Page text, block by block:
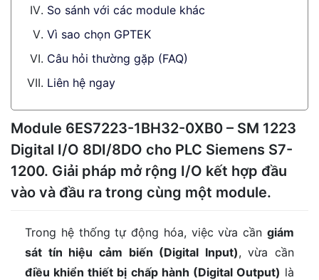
So sánh với các module khác
Vì sao chọn GPTEK
Câu hỏi thường gặp (FAQ)
Liên hệ ngay
Module 6ES7223-1BH32-0XB0 – SM 1223
Digital I/O 8DI/8DO cho PLC Siemens S7-
1200. Giải pháp mở rộng I/O kết hợp đầu
vào và đầu ra trong cùng một module.
Trong hệ thống tự động hóa, việc vừa cần giám
sát tín hiệu cảm biến (Digital Input), vừa cần
điều khiển thiết bị chấp hành (Digital Output) là